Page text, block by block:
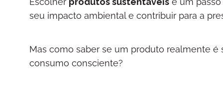
seu impacto ambiental e contribuir para a
Mas como saber se um produto realmente
consumo consciente?